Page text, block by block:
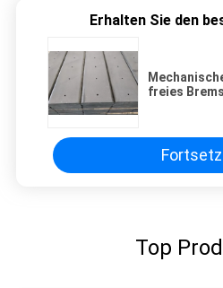
Erhalten Sie den
freies
Top